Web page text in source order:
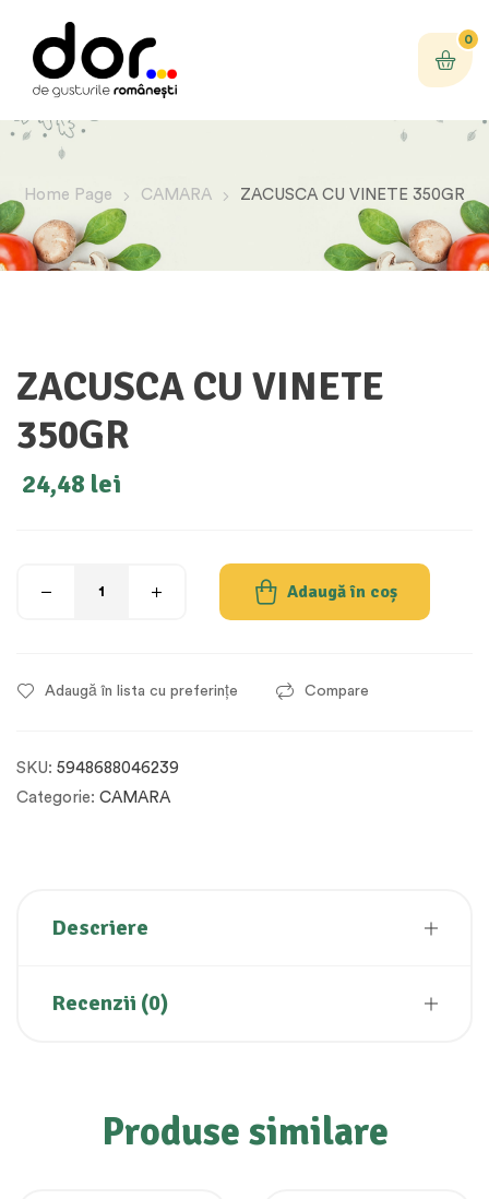
0
Home Page CAMARA ZACUSCA CU VINETE 350GR
ZACUSCA CU VINETE
350GR
24,48 lei
Adaugă în coș
Adaugă în lista cu preferințe Compare
SKU: 5948688046239
Categorie: CAMARA
Descriere
Recenzii (0)
Produse similare